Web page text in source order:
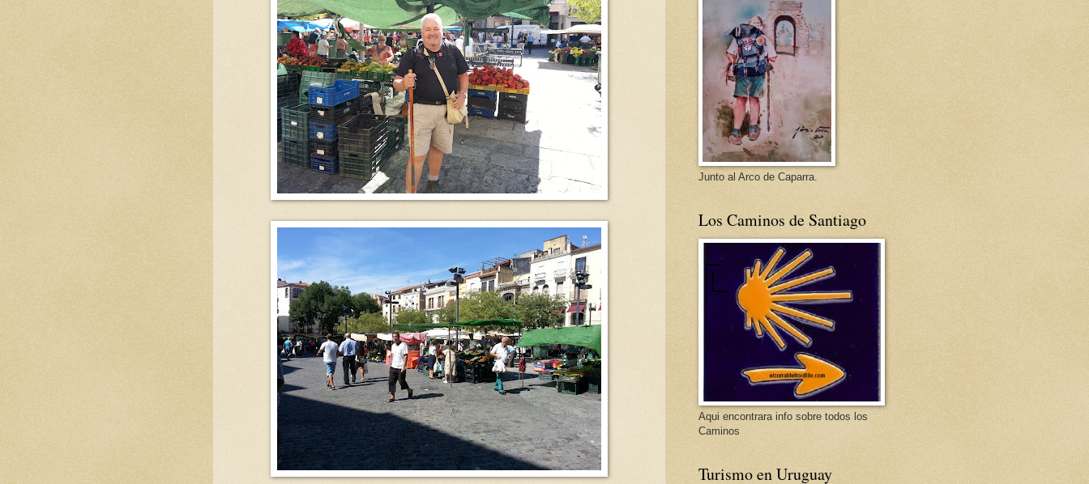
Junto al Arco de Caparra.
Los Caminos de Santiago
Aqui encontrara info sobre todos los
Caminos
Turismo en Uruguay